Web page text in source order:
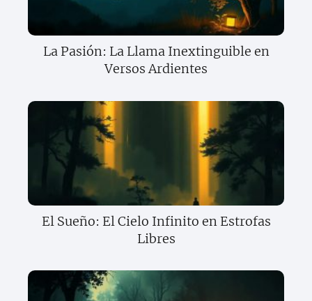
La Pasión: La Llama Inextinguible en
Versos Ardientes
El Sueño: El Cielo Infinito en Estrofas
Libres